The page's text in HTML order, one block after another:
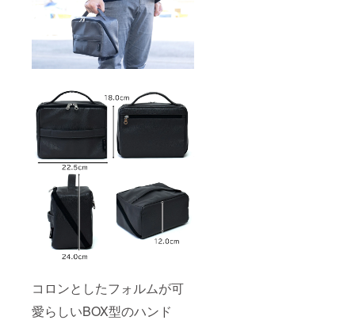
コロンとしたフォルムが可
愛らしいBOX型のハンド